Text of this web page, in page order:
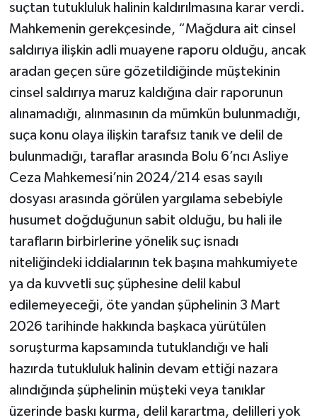
suçtan tutukluluk halinin kaldırılmasına karar verdi.
Mahkemenin gerekçesinde, “Mağdura ait cinsel
saldırıya ilişkin adli muayene raporu olduğu, ancak
aradan geçen süre gözetildiğinde müştekinin
cinsel saldırıya maruz kaldığına dair raporunun
alınamadığı, alınmasının da mümkün bulunmadığı,
suça konu olaya ilişkin tarafsız tanık ve delil de
bulunmadığı, taraflar arasında Bolu 6’ncı Asliye
Ceza Mahkemesi’nin 2024/214 esas sayılı
dosyası arasında görülen yargılama sebebiyle
husumet doğduğunun sabit olduğu, bu hali ile
tarafların birbirlerine yönelik suç isnadı
niteliğindeki iddialarının tek başına mahkumiyete
ya da kuvvetli suç şüphesine delil kabul
edilemeyeceği, öte yandan şüphelinin 3 Mart
2026 tarihinde hakkında başkaca yürütülen
soruşturma kapsamında tutuklandığı ve hali
hazırda tutukluluk halinin devam ettiği nazara
alındığında şüphelinin müşteki veya tanıklar
üzerinde baskı kurma, delil karartma, delilleri yok